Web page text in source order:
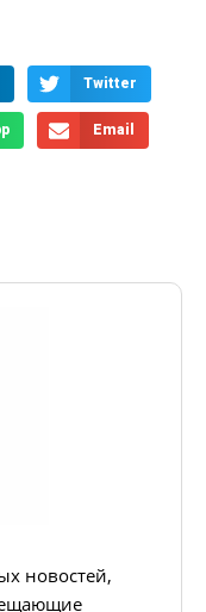
Twitter
Email
новостей,